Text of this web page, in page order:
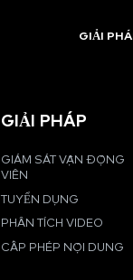
GIẢI
GIẢI PHÁP
GIÁM SÁT VẬN ĐỘNG
VIÊN
TUYỂN DỤNG
PHÂN TÍCH VIDEO
CẤP PHÉP NỘI DUNG